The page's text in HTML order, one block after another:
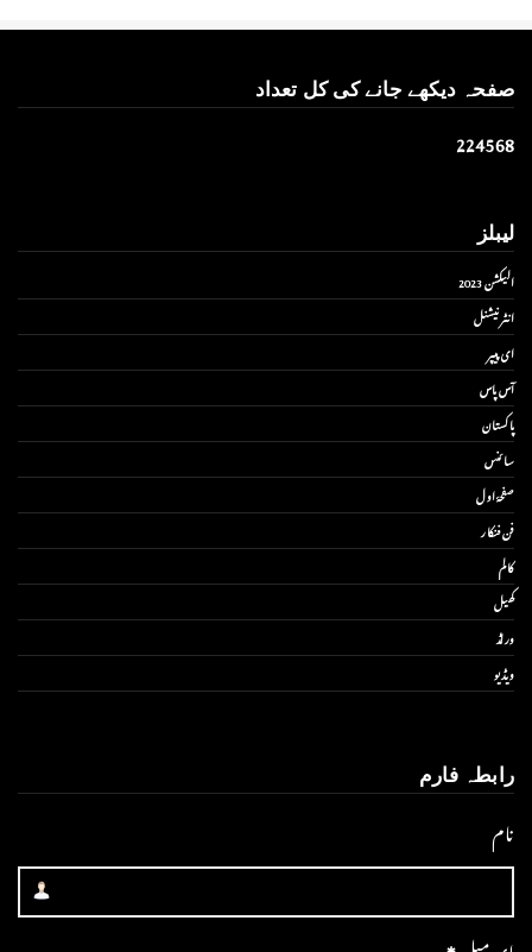
صفحہ دیکھے جانے کی کل تعداد
224568
لیبلز
الیکشن 2023
انٹر نیشنل
ای پیپر
آس پاس
پاکستان
سائنس
صفحۂ اول
فن فنکار
کالم
کھیل
ورلڈ
ویڈیو
رابطہ فارم
نام